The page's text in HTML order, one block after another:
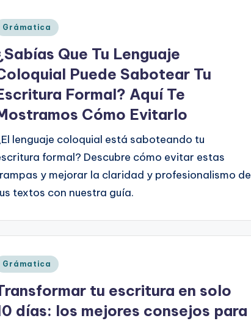
Grámatica
Que Tu Lenguaje
Puede Sabotear Tu
Formal? Aquí Te
Cómo Evitarlo
lenguaje coloquial está saboteando tu
formal? Descubre cómo evitar estas
y mejorar la claridad y profesionalismo de
textos con nuestra guía.
Grámatica
tu escritura en solo
días: los mejores consejos para